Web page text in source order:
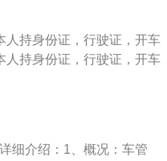
凭相关手续进行领取，同时
人持身份证，行驶证，开车
人持身份证，行驶证，开车
机动车登记证灭失、丢失
份证明，属于补领机动车登
细介绍：1、概况：车管